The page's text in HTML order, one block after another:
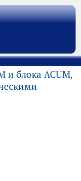
и блока ACUM,